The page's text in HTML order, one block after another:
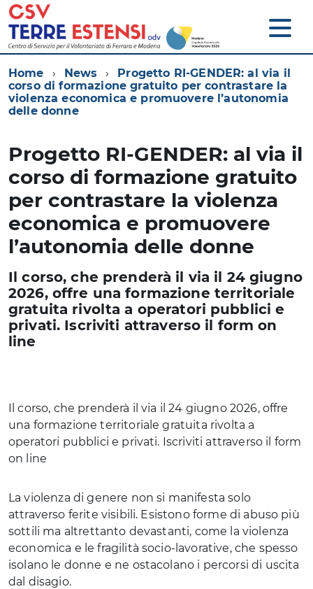
Home News
Progetto RI-GENDER: al via il
corso di formazione gratuito per contrastare la
violenza economica e promuovere l’autonomia
delle donne
Progetto RI-GENDER: al via il
corso di formazione gratuito
per contrastare la violenza
economica e promuovere
l’autonomia delle donne
Il corso, che prenderà il via il 24 giugno
2026, offre una formazione territoriale
gratuita rivolta a operatori pubblici e
privati. Iscriviti attraverso il form on
line
Il corso, che prenderà il via il 24 giugno 2026, offre
una formazione territoriale gratuita rivolta a
operatori pubblici e privati. Iscriviti attraverso il form
on line
La violenza di genere non si manifesta solo
attraverso ferite visibili. Esistono forme di abuso più
sottili ma altrettanto devastanti, come la violenza
economica e le fragilità socio-lavorative, che spesso
isolano le donne e ne ostacolano i percorsi di uscita
dal disagio.